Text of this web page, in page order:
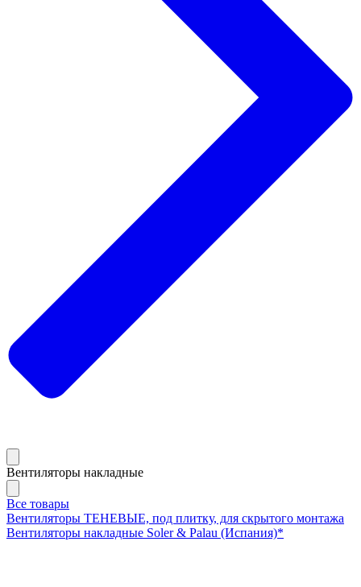
Вентиляторы накладные
Все товары
Вентиляторы ТЕНЕВЫЕ, под плитку, для скрытого монтажа
Вентиляторы накладные Soler & Palau (Испания)*